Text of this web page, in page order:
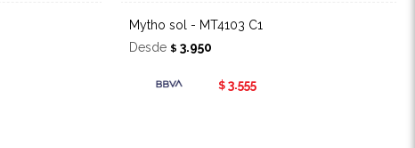
Mytho sol - MT4103 C1
Desde $ 3.950
$ 3.555